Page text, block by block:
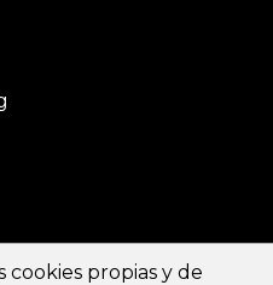
cookies propias y de